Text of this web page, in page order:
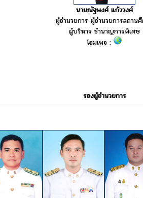
นายณัฐพงศ์ แก้ววงศ์
ผู้อำนวยการ ผู้อำนวยการสถาน
ผู้บริหาร ชำนาญการพิเศษ
โฮมเพจ :
รองผู้อำนวยการ